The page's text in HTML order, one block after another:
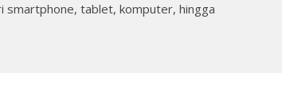
smartphone, tablet, komputer, hingga